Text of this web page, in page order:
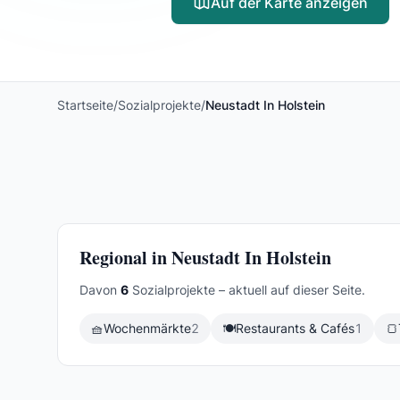
Startseite/Sozialprojekte/Neustadt In Holstein
Regional in Neustadt In Holstein
Davon 6 Sozialprojekte – aktuell auf dieser Seite.
🧺Wochenmärkte2 🍽️Restaurants & Cafés1 🍞